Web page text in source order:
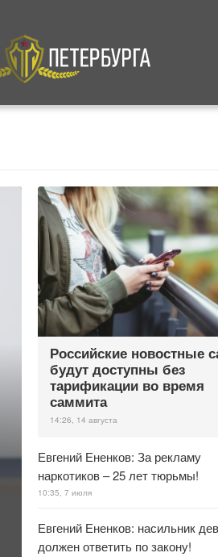
Российские новостные
будут доступны без
тарификации во время
саммита
14:26, 14 августа
Евгений Ененков: За рекламу
наркотиков – 25 лет тюрьмы!
10:35, 7 июля
Евгений Ененков: насильник
должен ответить по закону!